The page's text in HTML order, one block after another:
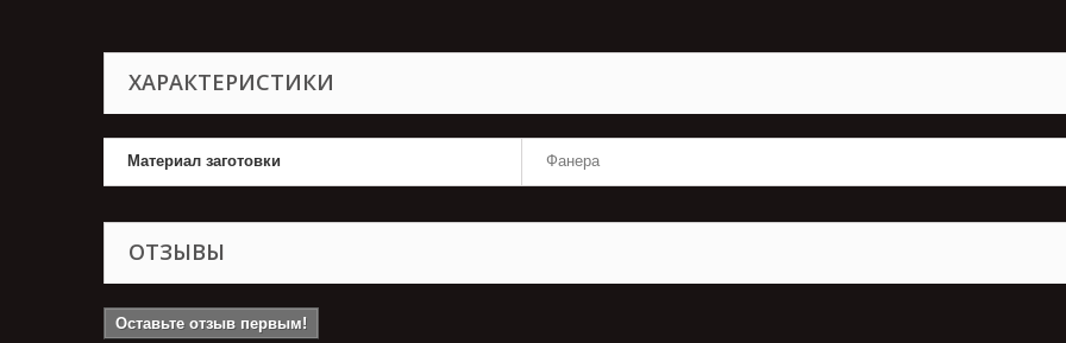
ХАРАКТЕРИСТИКИ
Материал заготовки Фанера
ОТЗЫВЫ
Оставьте отзыв первым!